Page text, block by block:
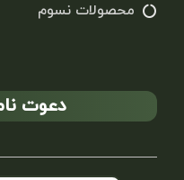
محصولات نسوم
دعوت